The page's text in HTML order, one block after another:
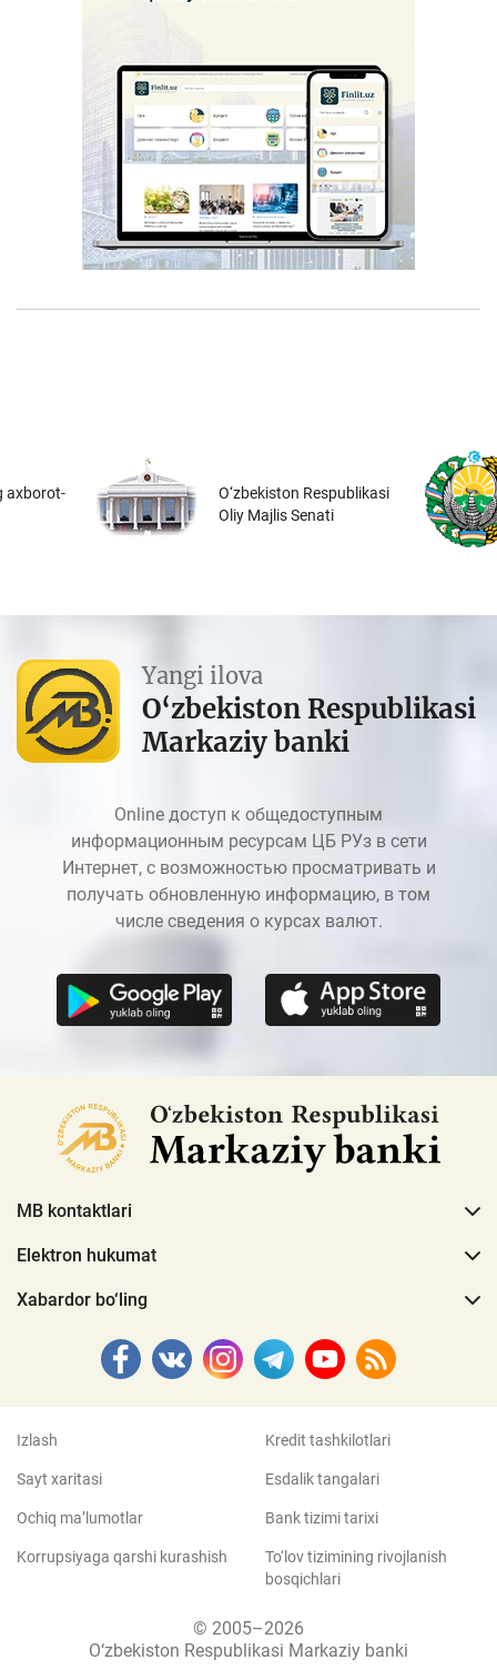
axborot-
O‘zbekiston Respublikasi
Oliy Majlis Senati
Yangi ilova
O‘zbekiston Respublikasi
Markaziy banki
Online доступ к общедоступным
информационным ресурсам ЦБ РУз в сети
Интернет, с возможностью просматривать и
получать обновленную информацию, в том
числе сведения о курсах валют.
MB kontaktlari
Elektron hukumat
Xabardor bo‘ling
Izlash
Sayt xaritasi
Ochiq ma’lumotlar
Korrupsiyaga qarshi kurashish
Kredit tashkilotlari
Esdalik tangalari
Bank tizimi tarixi
To‘lov tizimining rivojlanish
bosqichlari
© 2005–2026
O‘zbekiston Respublikasi Markaziy banki